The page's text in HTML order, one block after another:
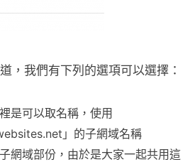
，我們有下列的選項可以選擇：
是可以取名稱，使用
」的子網域名稱
子網域部份，由於是大家一起共用這